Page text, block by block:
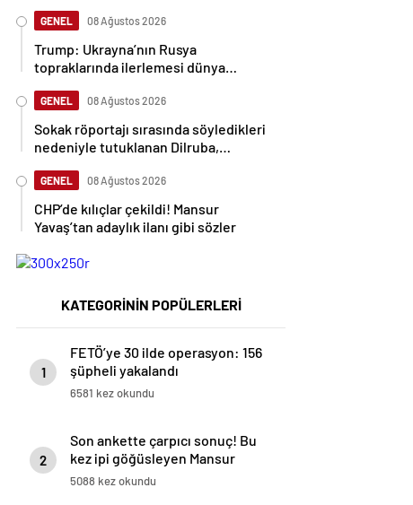
GENEL 08 Ağustos 2026
Trump: Ukrayna’nın Rusya
topraklarında ilerlemesi dünya
GENEL 08 Ağustos 2026
Sokak röportajı sırasında söyledikleri
nedeniyle tutuklanan Dilruba,
GENEL 08 Ağustos 2026
CHP’de kılıçlar çekildi! Mansur
Yavaş’tan adaylık ilanı gibi sözler
KATEGORİNİN POPÜLERLERİ
1
FETÖ’ye 30 ilde operasyon: 156
şüpheli yakalandı
6581 kez okundu
2
Son ankette çarpıcı sonuç! Bu
kez ipi göğüsleyen Mansur
Yavaş oldu
5088 kez okundu